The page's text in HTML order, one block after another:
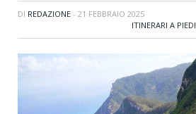
DI REDAZIONE - 21 FEBBRAIO 2025
ITINERARI A PIEDI